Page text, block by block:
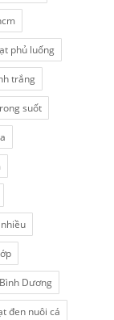
phủ luống
trắng
suốt
Dương
đen nuôi cá